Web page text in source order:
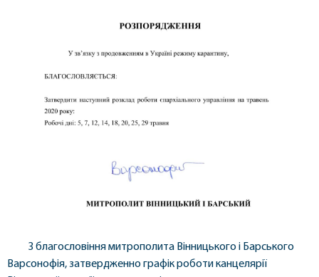
З благословіння митрополита Вінницького і Барського
Варсонофія, затвердженно графік роботи канцелярії